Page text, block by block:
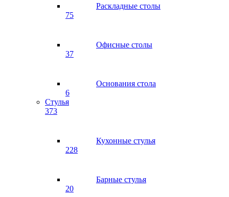
Раскладные столы
75
Офисные столы
37
Основания стола
6
Стулья
373
Кухонные стулья
228
Барные стулья
20